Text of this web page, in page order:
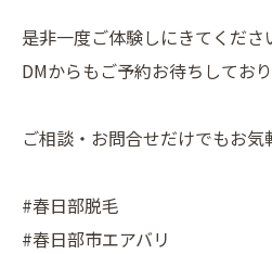
是非一度ご体験しにきてくだ
DMからもご予約お待ちしてお
ご相談・お問合せだけでもお
#春日部脱毛
#春日部市エアバリ